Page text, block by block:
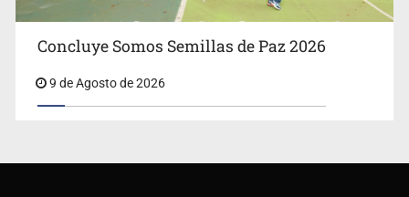
Concluye Somos Semillas de Paz 2026
9 de Agosto de 2026